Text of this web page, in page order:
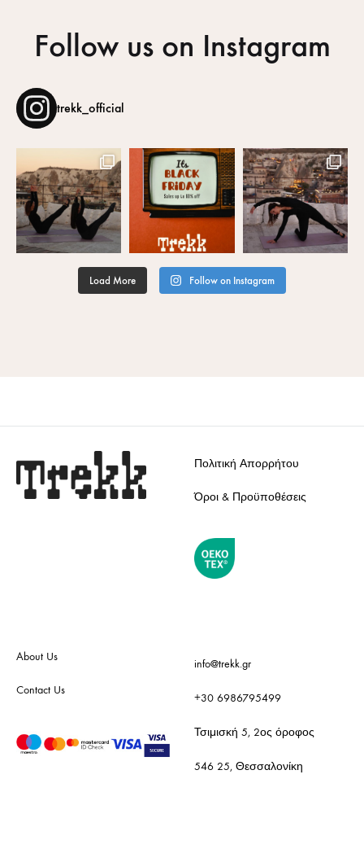
Follow us on Instagram
trekk_official
Load More Follow on Instagram
Πολιτική Απορρήτου
Όροι & Προϋποθέσεις
About Us
Contact Us
info@trekk.gr
+30 6986795499
Τσιμισκή 5, 2ος όροφος
546 25, Θεσσαλονίκη